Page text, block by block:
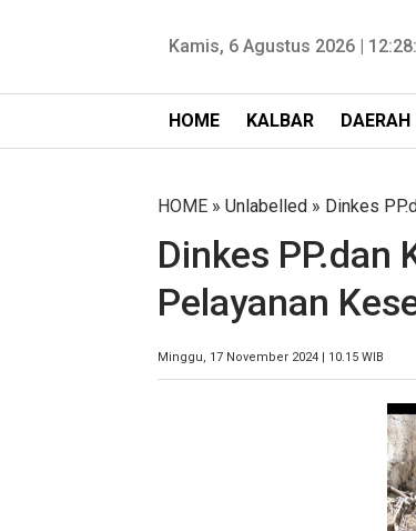
Kamis, 6 Agustus 2026 |
HOME KALBAR DAERAH
HOME » Unlabelled » Dinkes
Dinkes PP.dan
Pelayanan
Minggu, 17 November 2024 | 10.15 WIB